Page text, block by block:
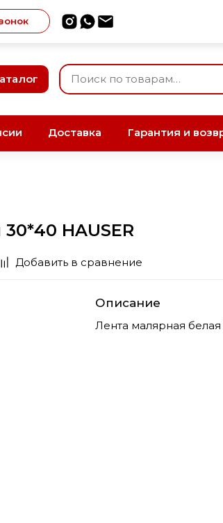
Доставка Гарантия и
HAUSER
Добавить в сравнение
Описание
Лента малярная белая